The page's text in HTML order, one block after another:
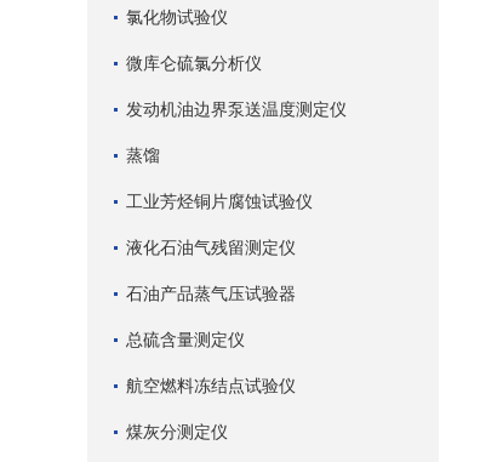
氯化物试验仪
微库仑硫氯分析仪
发动机油边界泵送温度测定仪
蒸馏
工业芳烃铜片腐蚀试验仪
液化石油气残留测定仪
石油产品蒸气压试验器
总硫含量测定仪
航空燃料冻结点试验仪
煤灰分测定仪